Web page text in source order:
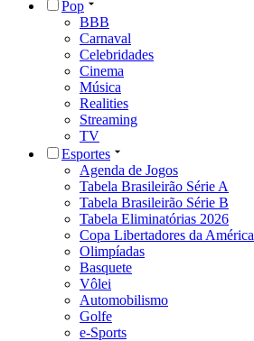
Pop
BBB
Carnaval
Celebridades
Cinema
Música
Realities
Streaming
TV
Esportes
Agenda de Jogos
Tabela Brasileirão Série A
Tabela Brasileirão Série B
Tabela Eliminatórias 2026
Copa Libertadores da América
Olimpíadas
Basquete
Vôlei
Automobilismo
Golfe
e-Sports